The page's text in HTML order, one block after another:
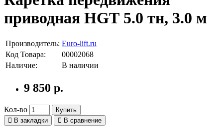
приводная HGТ 5.0 тн, 3.0 м
Производитель: Euro-lift.ru
Код Товара:
00002068
Наличие:
В наличии
9 850 р.
Кол-во
Купить
В закладки
В сравнение